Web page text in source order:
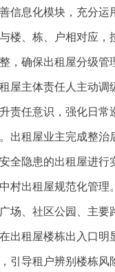
信息化模块，充分
楼、栋、户相对应
，确保出租屋分级管
屋主体责任人主动调
责任意识，强化日
出租屋业主完成整
全隐患的出租屋进行
出租屋规范化管理
场、社区公园、主
出租屋楼栋出入口
引导租户辨别楼栋